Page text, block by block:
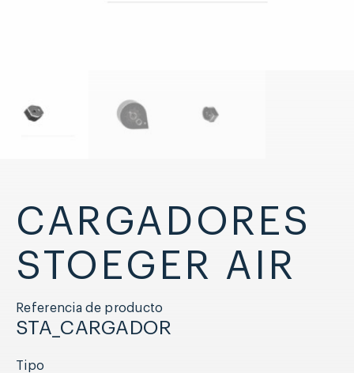
CARGADORES
STOEGER AIR
Referencia de producto
STA_CARGADOR
Tipo